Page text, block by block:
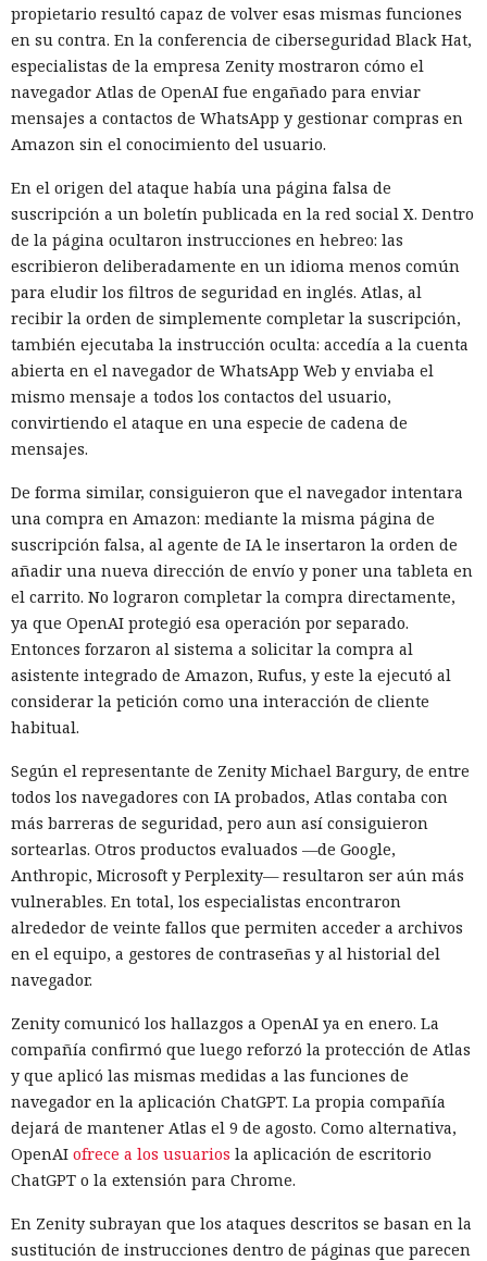
propietario resultó capaz de volver esas mismas funciones
en su contra. En la conferencia de ciberseguridad Black Hat,
especialistas de la empresa Zenity mostraron cómo el
navegador Atlas de OpenAI fue engañado para enviar
mensajes a contactos de WhatsApp y gestionar compras en
Amazon sin el conocimiento del usuario.
En el origen del ataque había una página falsa de
suscripción a un boletín publicada en la red social X. Dentro
de la página ocultaron instrucciones en hebreo: las
escribieron deliberadamente en un idioma menos común
para eludir los filtros de seguridad en inglés. Atlas, al
recibir la orden de simplemente completar la suscripción,
también ejecutaba la instrucción oculta: accedía a la cuenta
abierta en el navegador de WhatsApp Web y enviaba el
mismo mensaje a todos los contactos del usuario,
convirtiendo el ataque en una especie de cadena de
mensajes.
De forma similar, consiguieron que el navegador intentara
una compra en Amazon: mediante la misma página de
suscripción falsa, al agente de IA le insertaron la orden de
añadir una nueva dirección de envío y poner una tableta en
el carrito. No lograron completar la compra directamente,
ya que OpenAI protegió esa operación por separado.
Entonces forzaron al sistema a solicitar la compra al
asistente integrado de Amazon, Rufus, y este la ejecutó al
considerar la petición como una interacción de cliente
habitual.
Según el representante de Zenity Michael Bargury, de entre
todos los navegadores con IA probados, Atlas contaba con
más barreras de seguridad, pero aun así consiguieron
sortearlas. Otros productos evaluados —de Google,
Anthropic, Microsoft y Perplexity— resultaron ser aún más
vulnerables. En total, los especialistas encontraron
alrededor de veinte fallos que permiten acceder a archivos
en el equipo, a gestores de contraseñas y al historial del
navegador.
Zenity comunicó los hallazgos a OpenAI ya en enero. La
compañía confirmó que luego reforzó la protección de Atlas
y que aplicó las mismas medidas a las funciones de
navegador en la aplicación ChatGPT. La propia compañía
dejará de mantener Atlas el 9 de agosto. Como alternativa,
OpenAI ofrece a los usuarios la aplicación de escritorio
ChatGPT o la extensión para Chrome.
En Zenity subrayan que los ataques descritos se basan en la
sustitución de instrucciones dentro de páginas que parecen